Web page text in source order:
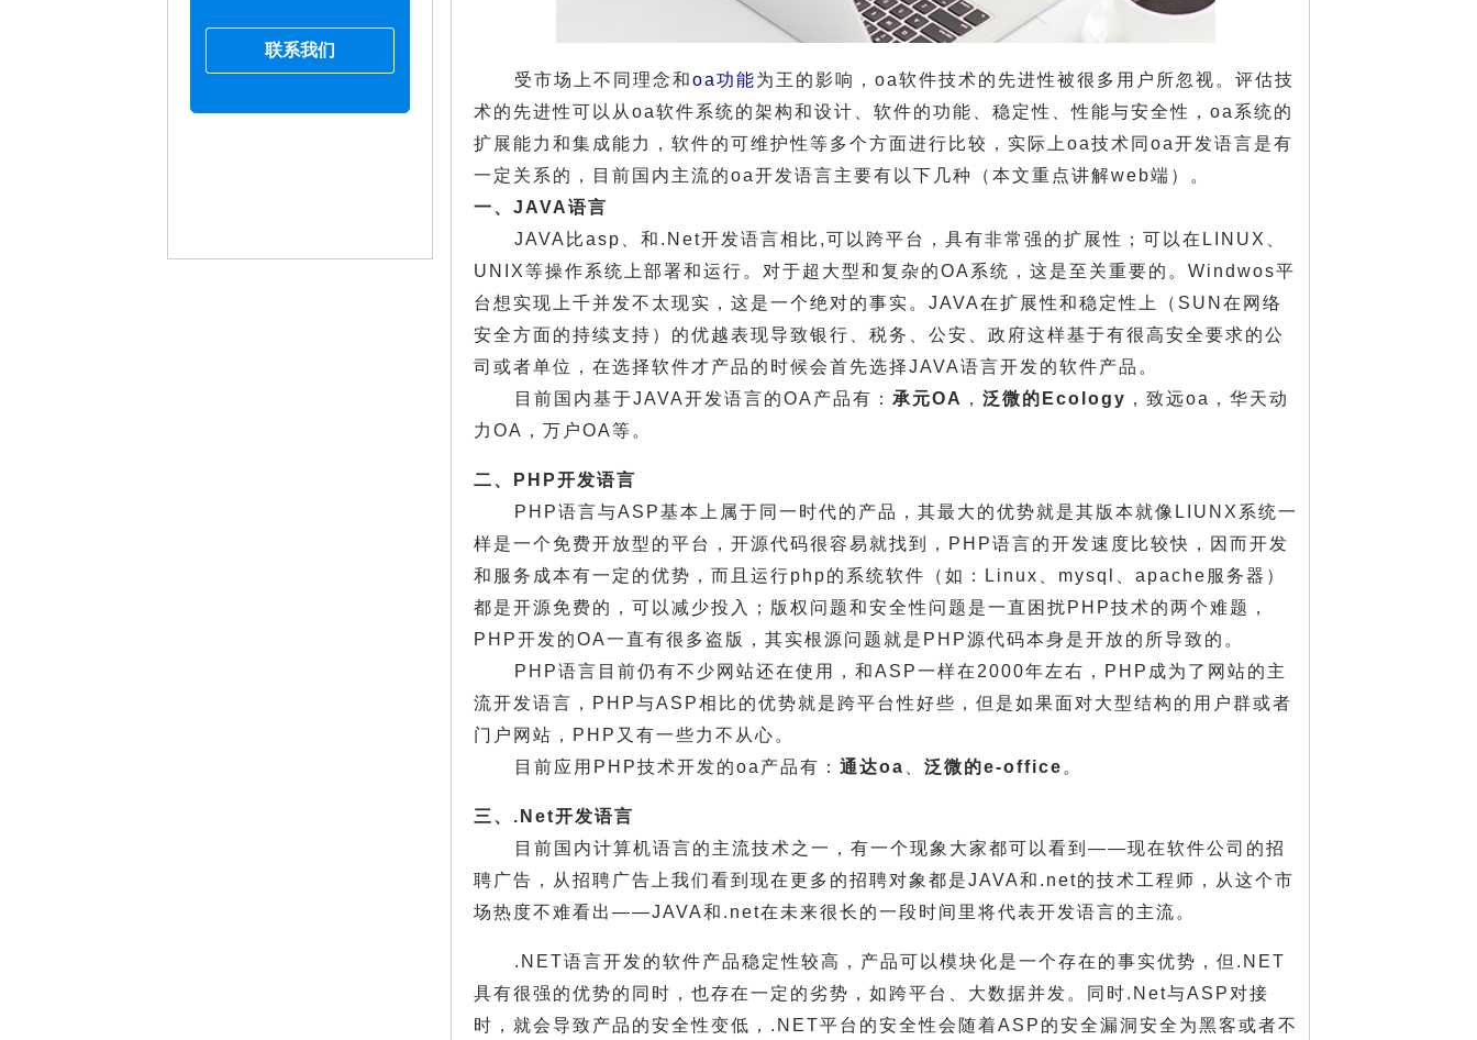
联系我们
受市场上不同理念和oa功能为王的影响，oa软件技术的先进性被很多用户所忽视。评估技
术的先进性可以从oa软件系统的架构和设计、软件的功能、稳定性、性能与安全性，oa系统的
扩展能力和集成能力，软件的可维护性等多个方面进行比较，实际上oa技术同oa开发语言是有
一定关系的，目前国内主流的oa开发语言主要有以下几种（本文重点讲解web端）。
一、JAVA语言
JAVA比asp、和.Net开发语言相比,可以跨平台，具有非常强的扩展性；可以在LINUX、
UNIX等操作系统上部署和运行。对于超大型和复杂的OA系统，这是至关重要的。Windwos平
台想实现上千并发不太现实，这是一个绝对的事实。JAVA在扩展性和稳定性上（SUN在网络
安全方面的持续支持）的优越表现导致银行、税务、公安、政府这样基于有很高安全要求的公
司或者单位，在选择软件才产品的时候会首先选择JAVA语言开发的软件产品。
目前国内基于JAVA开发语言的OA产品有： 承元OA ， 泛微的Ecology ，致远oa，华天动
力OA，万户OA等。
二、PHP开发语言
PHP语言与ASP基本上属于同一时代的产品，其最大的优势就是其版本就像LIUNX系统一
样是一个免费开放型的平台，开源代码很容易就找到，PHP语言的开发速度比较快，因而开发
和服务成本有一定的优势，而且运行php的系统软件（如：Linux、mysql、apache服务器）
都是开源免费的，可以减少投入；版权问题和安全性问题是一直困扰PHP技术的两个难题，
PHP开发的OA一直有很多盗版，其实根源问题就是PHP源代码本身是开放的所导致的。
PHP语言目前仍有不少网站还在使用，和ASP一样在2000年左右，PHP成为了网站的主
流开发语言，PHP与ASP相比的优势就是跨平台性好些，但是如果面对大型结构的用户群或者
门户网站，PHP又有一些力不从心。
目前应用PHP技术开发的oa产品有： 通达oa 泛微的e-office 。
三、.Net开发语言
目前国内计算机语言的主流技术之一，有一个现象大家都可以看到——现在软件公司的招
聘广告，从招聘广告上我们看到现在更多的招聘对象都是JAVA和.net的技术工程师，从这个市
场热度不难看出——JAVA和.net在未来很长的一段时间里将代表开发语言的主流。
.NET语言开发的软件产品稳定性较高，产品可以模块化是一个存在的事实优势，但.NET
具有很强的优势的同时，也存在一定的劣势，如跨平台、大数据并发。同时.Net与ASP对接
时，就会导致产品的安全性变低，.NET平台的安全性会随着ASP的安全漏洞安全为黑客或者不